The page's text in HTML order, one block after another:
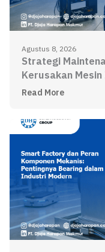
Strategi
Kerusakan
Agustus 8, 2026
Read More